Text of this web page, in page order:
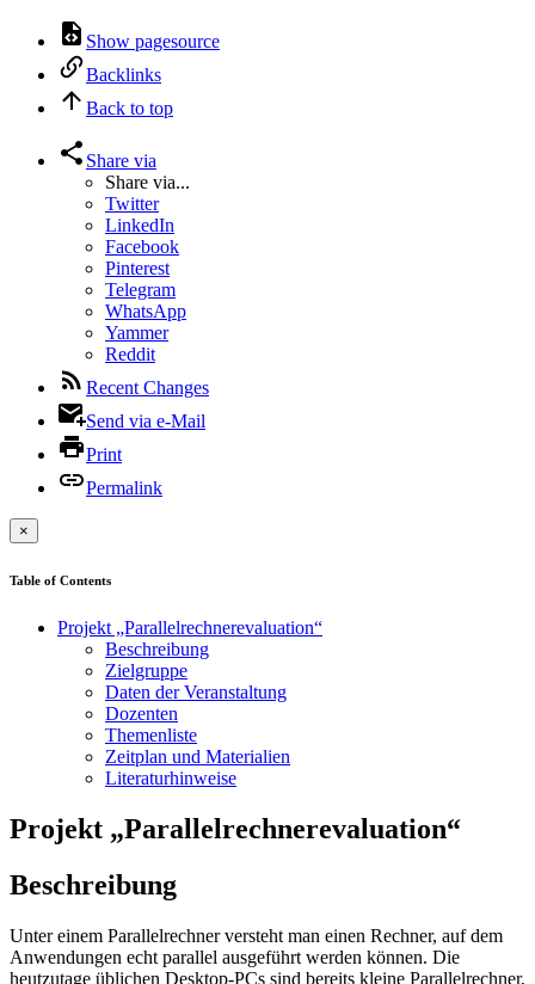
Show pagesource
Backlinks
Back to top
Share via
Share via...
Twitter
LinkedIn
Facebook
Pinterest
Telegram
WhatsApp
Yammer
Reddit
Recent Changes
Send via e-Mail
Print
Permalink
×
Table of Contents
Projekt „Parallelrechnerevaluation“
Beschreibung
Zielgruppe
Daten der Veranstaltung
Dozenten
Themenliste
Zeitplan und Materialien
Literaturhinweise
Projekt „Parallelrechnerevaluation“
Beschreibung
Unter einem Parallelrechner versteht man einen Rechner, auf dem
Anwendungen echt parallel ausgeführt werden können. Die
heutzutage üblichen Desktop-PCs sind bereits kleine Parallelrechner,